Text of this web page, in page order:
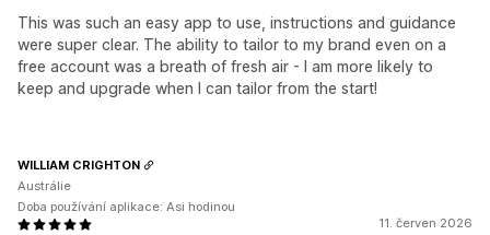
This was such an easy app to use, instructions and guidance
were super clear. The ability to tailor to my brand even on a
free account was a breath of fresh air - I am more likely to
keep and upgrade when I can tailor from the start!
11. červen 2026
WILLIAM CRIGHTON
Austrálie
Doba používání aplikace: Asi hodinou